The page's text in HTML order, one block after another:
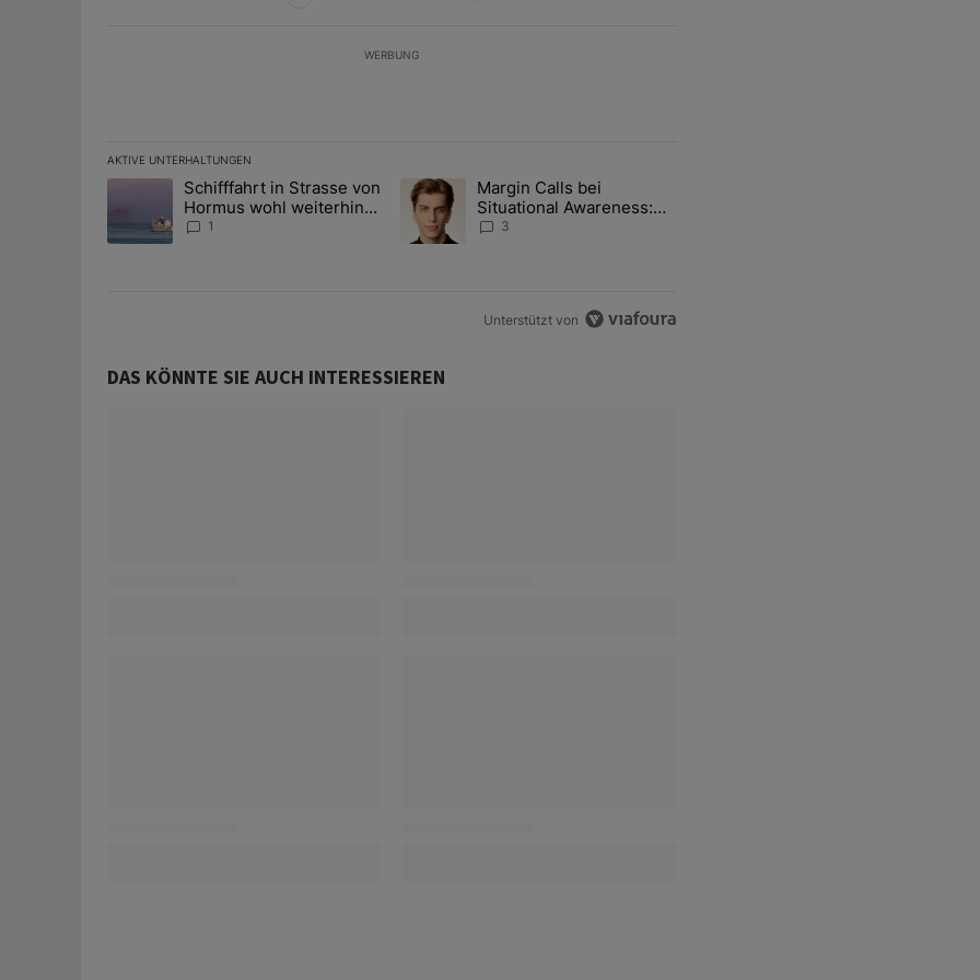
WERBUNG
AKTIVE UNTERHALTUNGEN
Das Folgende ist eine Liste der am meisten kommentierten Artikel der letzten 7 days.
Ein Trendartikel mit dem Titel "Schifffahrt in Strasse von Hormus wohl weiterhin massiv gestört" mit 1 kommentar.
Schifffahrt in Strasse von
Hormus wohl weiterhin
massiv gestört
1
Ein Trendartikel mit dem Titel "Margin Calls bei Situational Awareness: Alles
Margin Calls bei
Situational Awareness:
Alles über den Retter-
3
Unterstützt von
DAS KÖNNTE SIE AUCH INTERESSIEREN